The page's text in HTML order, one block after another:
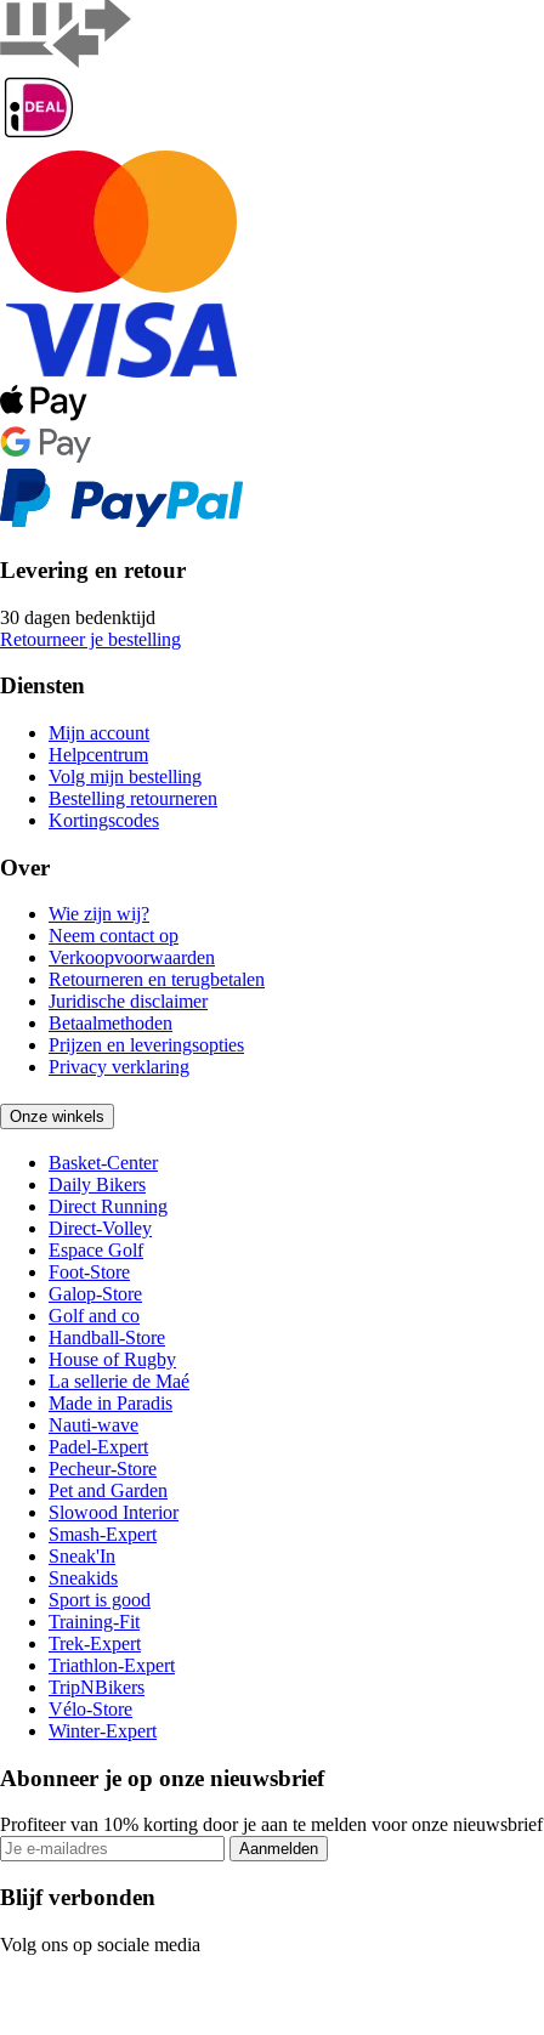
Levering en retour
30 dagen bedenktijd
Retourneer je bestelling
Diensten
Mijn account
Helpcentrum
Volg mijn bestelling
Bestelling retourneren
Kortingscodes
Over
Wie zijn wij?
Neem contact op
Verkoopvoorwaarden
Retourneren en terugbetalen
Juridische disclaimer
Betaalmethoden
Prijzen en leveringsopties
Privacy verklaring
Onze winkels
Basket-Center
Daily Bikers
Direct Running
Direct-Volley
Espace Golf
Foot-Store
Galop-Store
Golf and co
Handball-Store
House of Rugby
La sellerie de Maé
Made in Paradis
Nauti-wave
Padel-Expert
Pecheur-Store
Pet and Garden
Slowood Interior
Smash-Expert
Sneak'In
Sneakids
Sport is good
Training-Fit
Trek-Expert
Triathlon-Expert
TripNBikers
Vélo-Store
Winter-Expert
Abonneer je op onze nieuwsbrief
Profiteer van 10% korting door je aan te melden voor onze nieuwsbrief
Aanmelden
Blijf verbonden
Volg ons op sociale media